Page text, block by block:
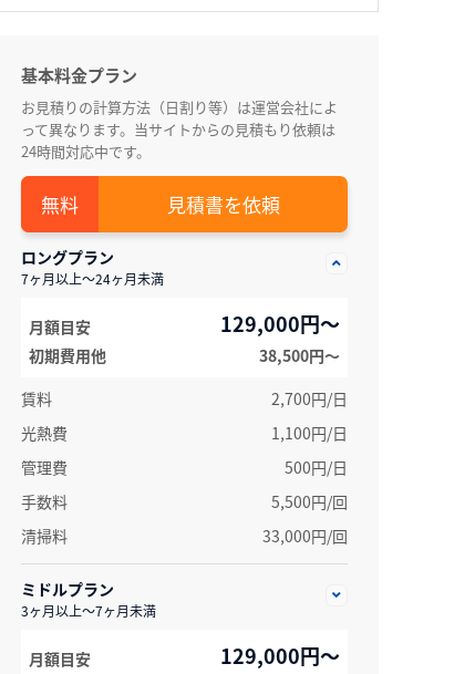
基本料金プラン
お見積りの計算方法（日割り等）は運営会社によ
って異なります。当サイトからの見積もり依頼は
24時間対応中です。
見積書を依頼
ロングプラン
7ヶ月以上～24ヶ月未満
月額目安 129,000円～
初期費用他
38,500円〜
賃料
2,700円/日
光熱費
1,100円/日
管理費
500円/日
手数料
5,500円/回
清掃料
33,000円/回
ミドルプラン
3ヶ月以上～7ヶ月未満
月額目安 129,000円～